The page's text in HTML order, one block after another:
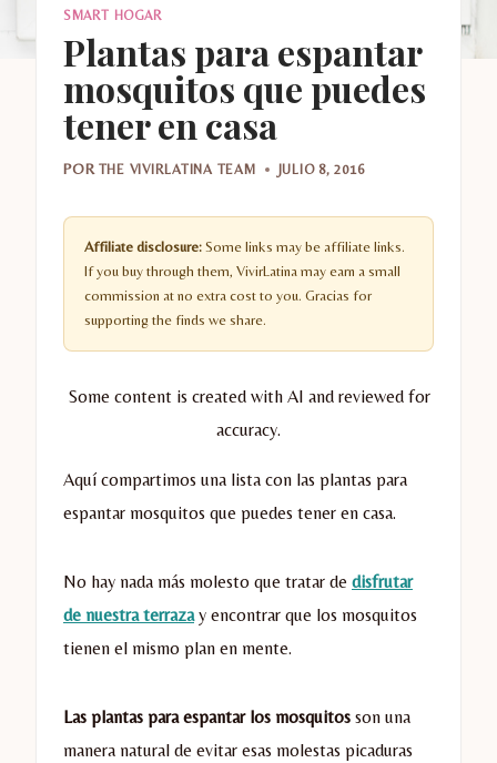
SMART HOGAR
Plantas para espantar
mosquitos que puedes
tener en casa
POR THE VIVIRLATINA TEAM JULIO 8, 2016
Affiliate disclosure: Some links may be affiliate links.
If you buy through them, VivirLatina may earn a small
commission at no extra cost to you. Gracias for
supporting the finds we share.
Some content is created with AI and reviewed for
accuracy.
Aquí compartimos una lista con las plantas para
espantar mosquitos que puedes tener en casa.
No hay nada más molesto que tratar de disfrutar
de nuestra terrazay encontrar que los mosquitos
tienen el mismo plan en mente.
Las plantas para espantar los mosquitos son una
manera natural de evitar esas molestas picaduras